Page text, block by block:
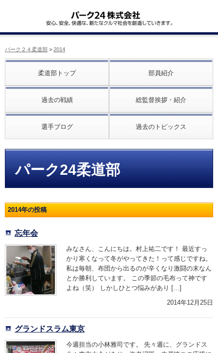
パーク２４柔道部 > 2014
柔道部トップ 部員紹介
過去の戦績 総監督挨拶・紹介
選手ブログ 過去のトピックス
パーク24柔道部
2014年の投稿
忘年会
みなさん、こんにちは。村上祐二です！ 最近すっ
かり寒くなって冬がやってきた！って感じですね。
私は毎朝、布団から出るのが辛くなり激闘の末なん
とか勝利しています。 この季節の毛布って神です
よね（笑） しかしひとつ悩みがあり […]
2014年12月25日
グランドスラム東京
今週担当の小林雅司です。 先々週に、グランドス